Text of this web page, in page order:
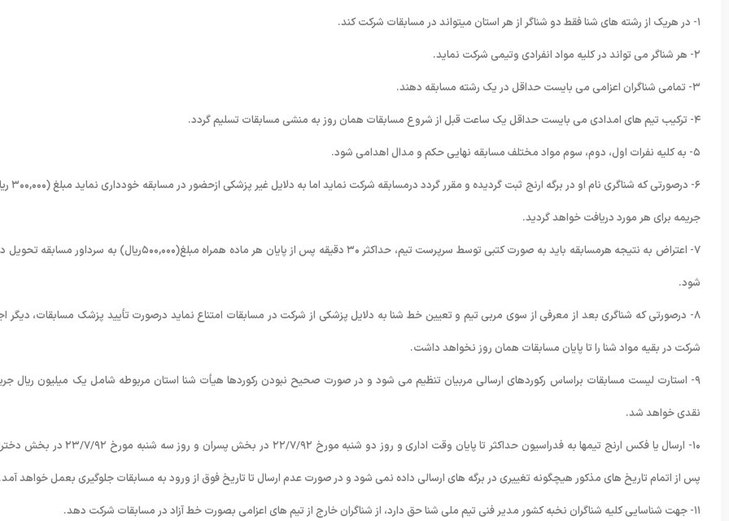
١- در هریک از رشته های شنا فقط دو شناگر از هر استان میتواند در مسابقات شرکت کند.
٢- هر شناگر می تواند در کلیه مواد انفرادی وتیمی شرکت نماید.
٣- تمامی شناگران اعزامی می بایست حداقل در یک رشته مسابقه دهند.
۴- ترکیب تیم های امدادی می بایست حداقل یک ساعت قبل از شروع مسابقات همان روز به منشی مسابقات تسلیم گردد.
۵- به کلیه نفرات اول، دوم، سوم مواد مختلف مسابقه نهایی حکم و مدال اهدامی شود.
۶- درصورتی که شناگری نام او در برگه ارنج ثبت گردیده و مقرر
جریمه برای هر مورد دریافت خواهد گردید.
٧- اعتراض به نتیجه هرمسابقه باید به صورت کتبی توسط سرپرست تیم، حداکثر ٣۰ دقیقه پس از پایان هر ماده همراه مبلغ(۵۰۰,۰۰۰ریال) به سرداور
شود.
٨- درصورتی که شناگری بعد از معرفی از سوی مربی تیم و تعیین خط شنا به دلایل پزشکی از شرکت در مسابقات امتناع نماید درصورت تأیید پزشک مسابقات، دیگر
شرکت در بقیه مواد شنا را تا پایان مسابقات همان روز نخواهد داشت.
٩- استارت لیست مسابقات براساس رکوردهای ارسالی مربیان تنظیم می شود و در صورت صحیح نبودن رکوردها هیأت شنا استان مربوطه شامل یک میلیون ریال
نقدی خواهد شد.
١۰- ارسال یا فکس ارنج تیمها به فدراسیون حداکثر تا پایان وقت اداری و روز دو شنبه مورخ ٢٢/٧/٩٢ در بخش پسران و روز سه
پس از اتمام تاریخ های مذکور هیچگونه تغییری در برگه های ارسالی داده نمی شود و در صورت عدم ارسال تا تاریخ فوق از ورود به مسابقات جلوگیری بعمل خواهد آمد.
١١- جهت شناسایی کلیه شناگران نخبه کشور مدیر فنی تیم ملی شنا حق دارد، از شناگران خارج از تیم های اعزامی بصورت خط آزاد در مسابقات شرکت دهد.